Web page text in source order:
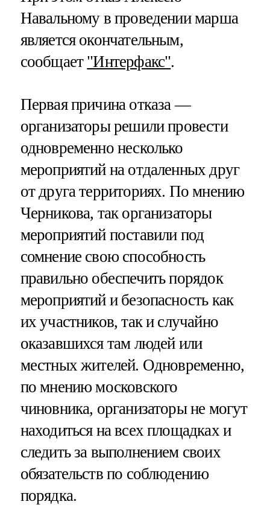
Навальному в проведении марша
является окончательным,
сообщает "Интерфакс".
Первая причина отказа —
организаторы решили провести
одновременно несколько
мероприятий на отдаленных друг
от друга территориях. По мнению
Черникова, так организаторы
мероприятий поставили под
сомнение свою способность
правильно обеспечить порядок
мероприятий и безопасность как
их участников, так и случайно
оказавшихся там людей или
местных жителей. Одновременно,
по мнению московского
чиновника, организаторы не могут
находиться на всех площадках и
следить за выполнением своих
обязательств по соблюдению
порядка.